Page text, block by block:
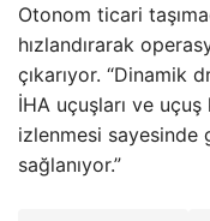
Otonom ticari
hızlandırarak
çıkarıyor. “Dinamik
İHA uçuşları ve uçuş
izlenmesi sayesinde
sağlanıyor.”